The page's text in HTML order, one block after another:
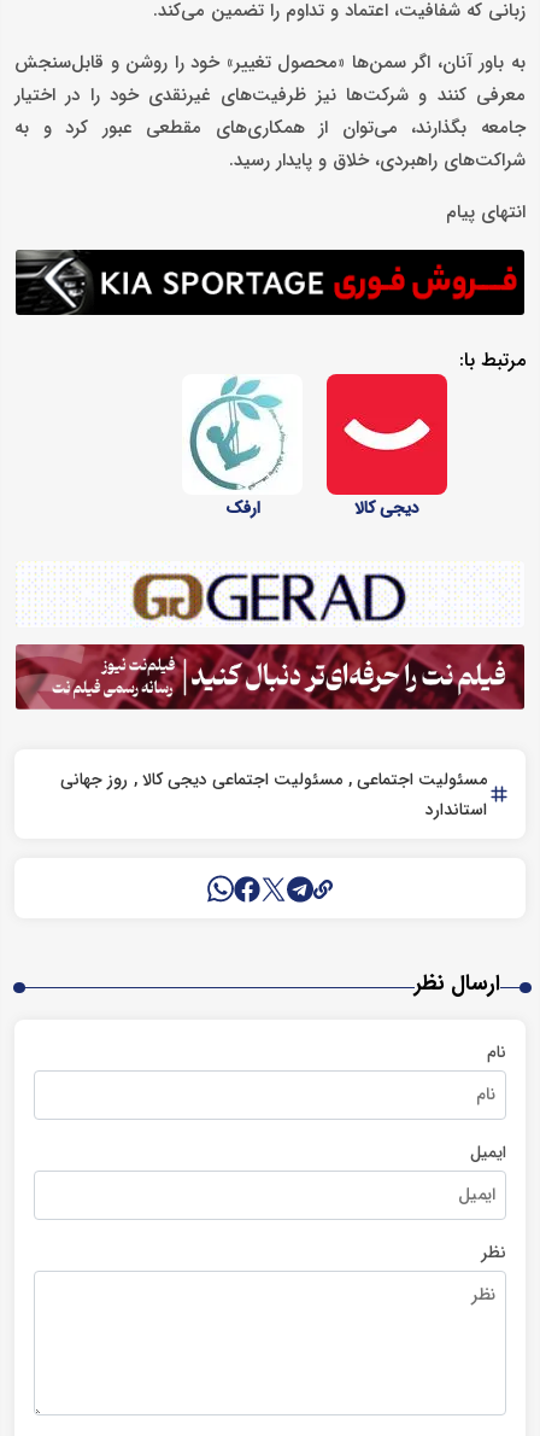
زبانی که شفافیت، اعتماد و تداوم را تضمین می‌کند.
به باور آنان، اگر سمن‌ها «محصول تغییر» خود را روشن و قابل‌سنجش
معرفی کنند و شرکت‌ها نیز ظرفیت‌های غیرنقدی خود را در اختیار
جامعه بگذارند، می‌توان از همکاری‌های مقطعی عبور کرد و به
شراکت‌های راهبردی، خلاق و پایدار رسید.
انتهای پیام
مرتبط با:
دیجی کالا ارفک
مسئولیت اجتماعی مسئولیت اجتماعی دیجی کالا روز جهانی
استاندارد
ارسال نظر
نام
ایمیل
نظر